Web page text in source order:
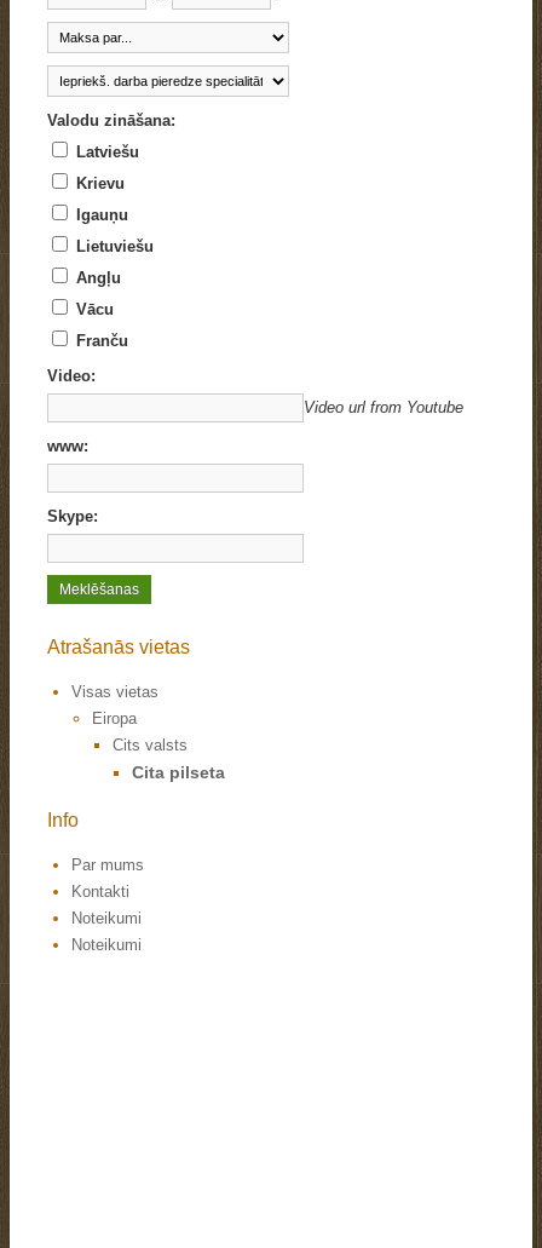
Valodu zināšana:
Latviešu
Krievu
Igauņu
Lietuviešu
Angļu
Vācu
Franču
Video:
Video url from Youtube
www:
Skype:
Atrašanās vietas
Visas vietas
Eiropa
Cits valsts
Cita pilseta
Info
Par mums
Kontakti
Noteikumi
Noteikumi